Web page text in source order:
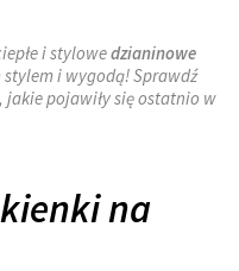
i stylowedzianinowe
i wygodą! Sprawdź
jakie pojawiły się ostatnio w
na